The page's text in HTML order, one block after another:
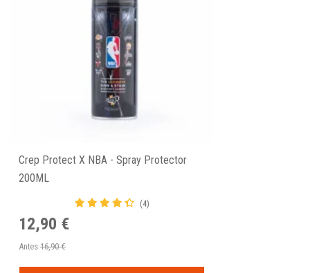
Crep Protect X NBA - Spray Protector
200ML
(4)
12,90 €
Antes 16,90 €